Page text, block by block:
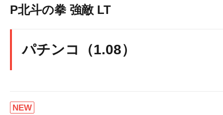
P北斗の拳 強敵 LT
パチンコ（1.08）
NEW